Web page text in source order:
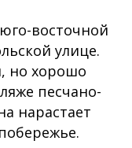
восточной
улице.
но хорошо
песчано-
нарастает